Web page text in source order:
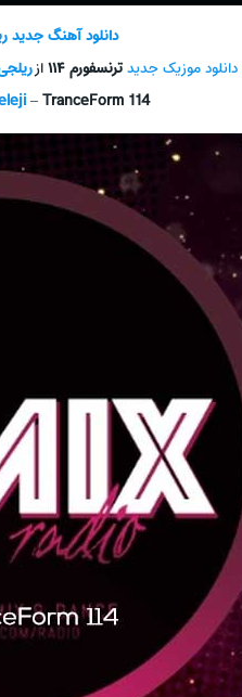
دانلود آهنگ جدید
دانلود موزیک جدیدترنسفورم ۱۱۴ از
–TranceForm 114